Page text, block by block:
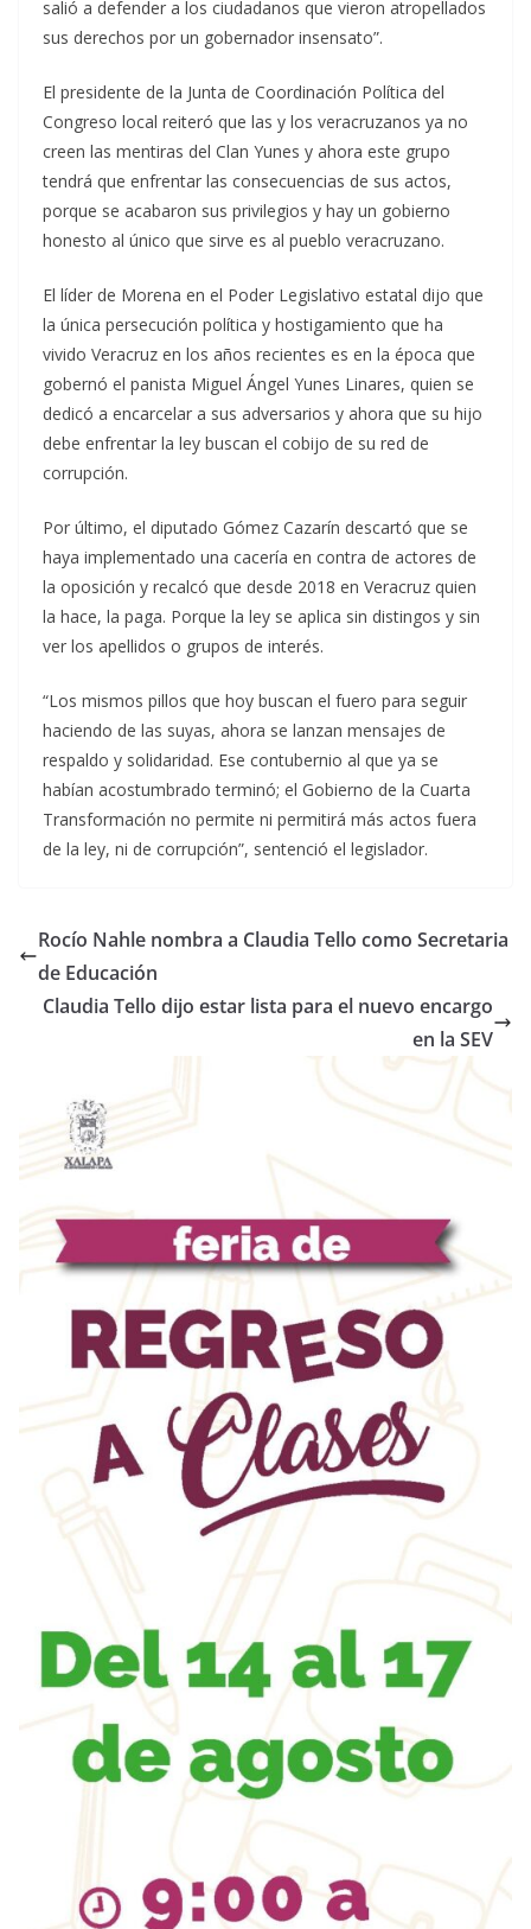
salió a defender a los ciudadanos que vieron atropellados
sus derechos por un gobernador insensato”.
El presidente de la Junta de Coordinación Política del
Congreso local reiteró que las y los veracruzanos ya no
creen las mentiras del Clan Yunes y ahora este grupo
tendrá que enfrentar las consecuencias de sus actos,
porque se acabaron sus privilegios y hay un gobierno
honesto al único que sirve es al pueblo veracruzano.
El líder de Morena en el Poder Legislativo estatal dijo que
la única persecución política y hostigamiento que ha
vivido Veracruz en los años recientes es en la época que
gobernó el panista Miguel Ángel Yunes Linares, quien se
dedicó a encarcelar a sus adversarios y ahora que su hijo
debe enfrentar la ley buscan el cobijo de su red de
corrupción.
Por último, el diputado Gómez Cazarín descartó que se
haya implementado una cacería en contra de actores de
la oposición y recalcó que desde 2018 en Veracruz quien
la hace, la paga. Porque la ley se aplica sin distingos y sin
ver los apellidos o grupos de interés.
“Los mismos pillos que hoy buscan el fuero para seguir
haciendo de las suyas, ahora se lanzan mensajes de
respaldo y solidaridad. Ese contubernio al que ya se
habían acostumbrado terminó; el Gobierno de la Cuarta
Transformación no permite ni permitirá más actos fuera
de la ley, ni de corrupción”, sentenció el legislador.
Rocío Nahle nombra a Claudia Tello como Secretaria
de Educación
Claudia Tello dijo estar lista para el nuevo encargo
en la SEV